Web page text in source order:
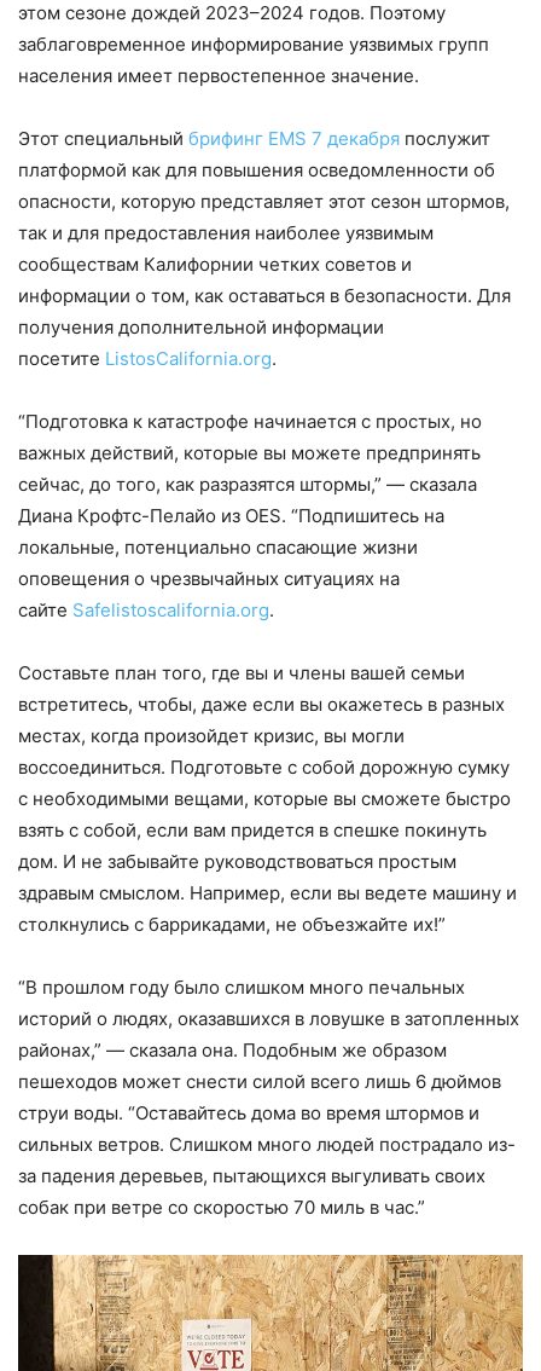
этом сезоне дождей 2023–2024 годов. Поэтому
заблаговременное информирование уязвимых групп
населения имеет первостепенное значение.
Этот специальный брифинг EMS 7 декабря послужит
платформой как для повышения осведомленности об
опасности, которую представляет этот сезон штормов,
так и для предоставления наиболее уязвимым
сообществам Калифорнии четких советов и
информации о том, как оставаться в безопасности. Для
получения дополнительной информации
посетите ListosCalifornia.org.
“Подготовка к катастрофе начинается с простых, но
важных действий, которые вы можете предпринять
сейчас, до того, как разразятся штормы,” — сказала
Диана Крофтс-Пелайо из OES. “Подпишитесь на
локальные, потенциально спасающие жизни
оповещения о чрезвычайных ситуациях на
сайте Safelistoscalifornia.org.
Составьте план того, где вы и члены вашей семьи
встретитесь, чтобы, даже если вы окажетесь в разных
местах, когда произойдет кризис, вы могли
воссоединиться. Подготовьте с собой дорожную сумку
с необходимыми вещами, которые вы сможете быстро
взять с собой, если вам придется в спешке покинуть
дом. И не забывайте руководствоваться простым
здравым смыслом. Например, если вы ведете машину и
столкнулись с баррикадами, не объезжайте их!”
“В прошлом году было слишком много печальных
историй о людях, оказавшихся в ловушке в затопленных
районах,” — сказала она. Подобным же образом
пешеходов может снести силой всего лишь 6 дюймов
струи воды. “Оставайтесь дома во время штормов и
сильных ветров. Слишком много людей пострадало из-
за падения деревьев, пытающихся выгуливать своих
собак при ветре со скоростью 70 миль в час.”